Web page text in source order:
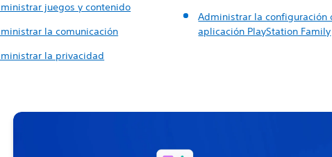
juegos y contenido
la comunicación
la privacidad
Administrar la configuración
aplicación PlayStation Family